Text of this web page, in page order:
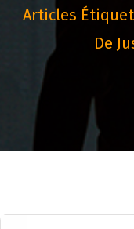
Articles
De